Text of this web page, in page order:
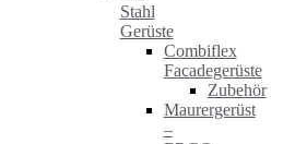
Stahl
Gerüste
Combiflex
Facadegerüste
Zubehör
Maurergerüst
–